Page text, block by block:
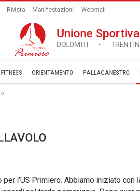
Rivista Manifestazioni Webmail
Unione
DOLOMITI •
FITNESS ORIENTAMENTO PALLACANESTRO
l’US Primiero. Abbiamo iniziato con